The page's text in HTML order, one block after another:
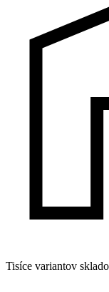
Tisíce variantov